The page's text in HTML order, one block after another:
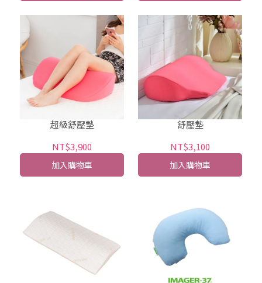
超級舒壓墊
NT$3,900
加入購物車
舒壓墊
NT$3,100
加入購物車